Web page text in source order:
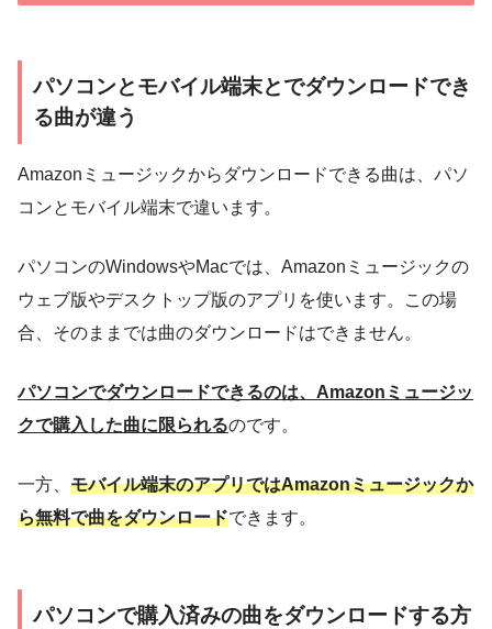
パソコンとモバイル端末とでダウンロードでき
る曲が違う
Amazonミュージックからダウンロードできる曲は、パソ
コンとモバイル端末で違います。
パソコンのWindowsやMacでは、Amazonミュージックの
ウェブ版やデスクトップ版のアプリを使います。この場
合、そのままでは曲のダウンロードはできません。
パソコンでダウンロードできるのは、Amazonミュージッ
クで購入した曲に限られるのです。
一方、 モバイル端末のアプリではAmazonミュージックか
ら無料で曲をダウンロードできます。
パソコンで購入済みの曲をダウンロードする方